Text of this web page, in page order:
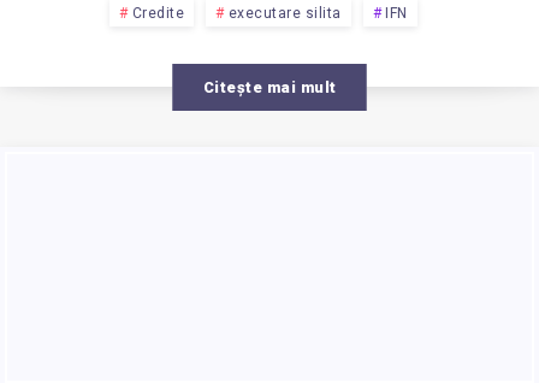
Credite executare silita IFN
Citește mai mult